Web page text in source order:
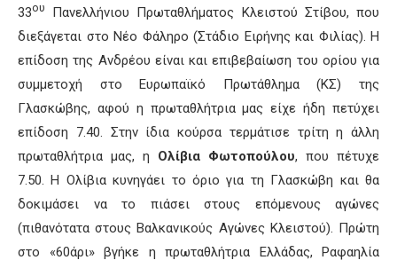
33ου
Πανελλήνιου Πρωταθλήματος Κλειστού Στίβου, που
διεξάγεται στο Νέο Φάληρο (Στάδιο Ειρήνης και Φιλίας). Η
επίδοση της Ανδρέου είναι και επιβεβαίωση του ορίου για
συμμετοχή στο Ευρωπαϊκό Πρωτάθλημα (ΚΣ) της
Γλασκώβης, αφού η πρωταθλήτρια μας είχε ήδη πετύχει
επίδοση 7.40. Στην ίδια κούρσα τερμάτισε τρίτη η άλλη
πρωταθλήτρια μας, η Ολίβια Φωτοπούλου, που πέτυχε
7.50. Η Ολίβια κυνηγάει το όριο για τη Γλασκώβη και θα
δοκιμάσει να το πιάσει στους επόμενους αγώνες
(πιθανότατα στους Βαλκανικούς Αγώνες Κλειστού). Πρώτη
στο «60άρι» βγήκε η πρωταθλήτρια Ελλάδας, Ραφαηλία